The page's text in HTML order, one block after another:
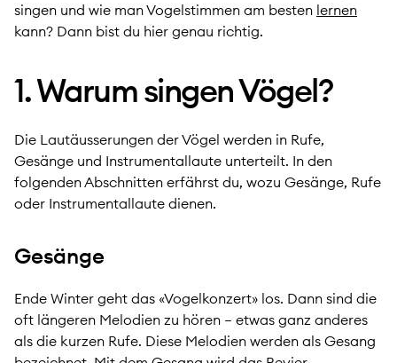
singen und wie man Vogelstimmen am besten lernen
kann? Dann bist du hier genau richtig.
1. Warum singen Vögel?
Die Lautäusserungen der Vögel werden in Rufe,
Gesänge und Instrumentallaute unterteilt. In den
folgenden Abschnitten erfährst du, wozu Gesänge, Rufe
oder Instrumentallaute dienen.
Gesänge
Ende Winter geht das «Vogelkonzert» los. Dann sind die
oft längeren Melodien zu hören – etwas ganz anderes
als die kurzen Rufe. Diese Melodien werden als Gesang